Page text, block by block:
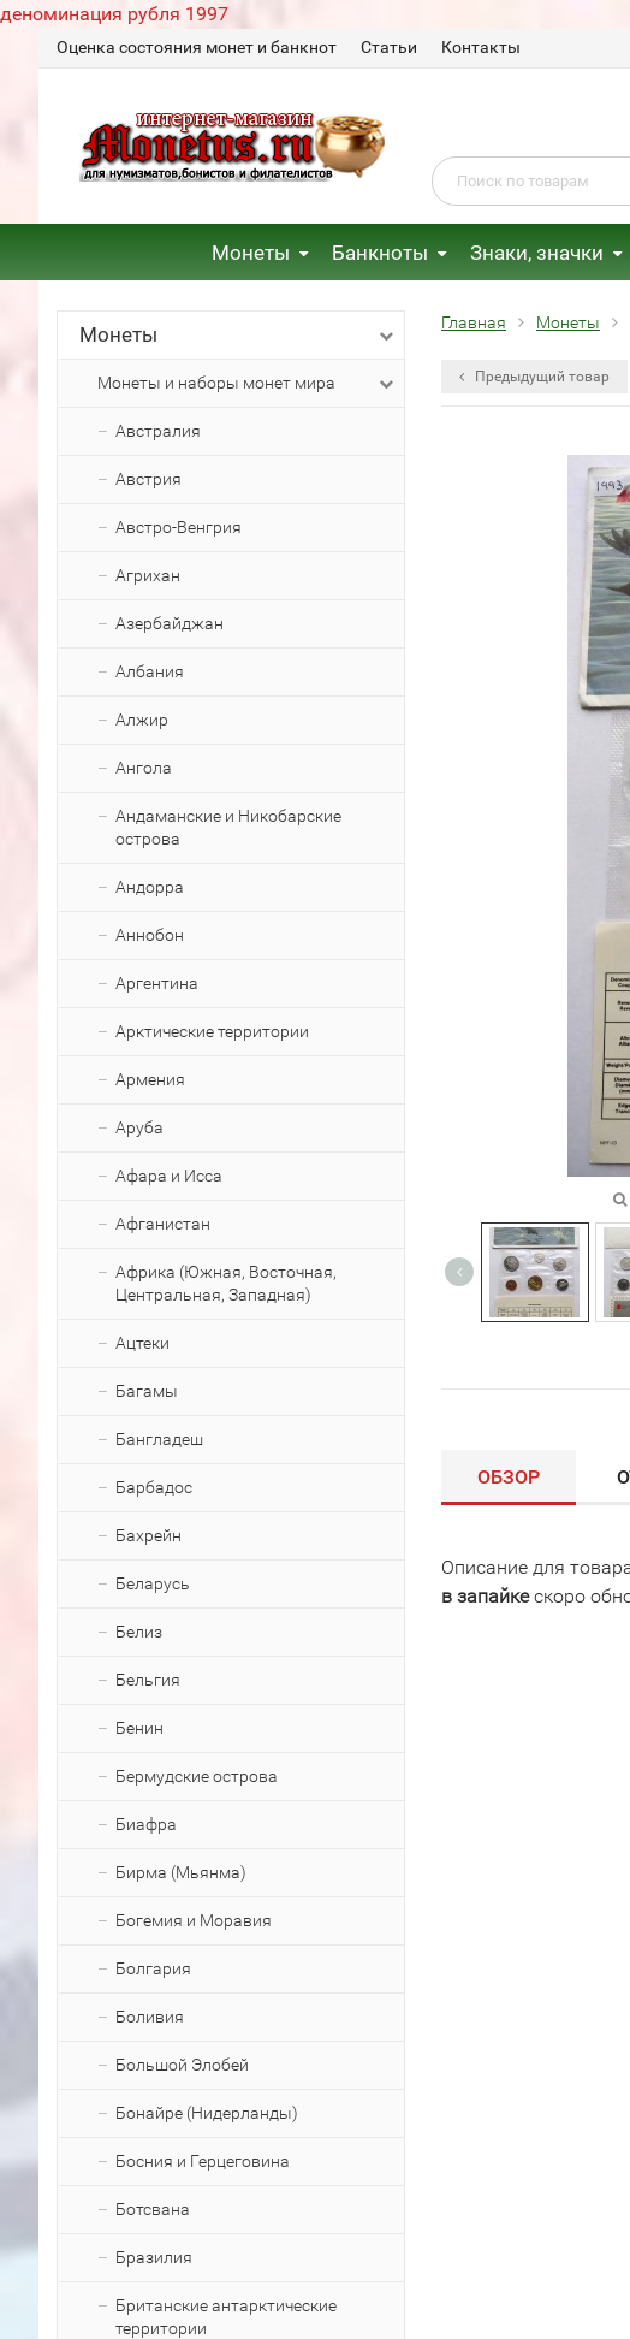
деноминация рубля 1997
Оценка состояния монет и банкнот Статьи Контакты
Монеты Банкноты Знаки, значки
Монеты
Монеты и наборы монет мира
Австралия
Австрия
Австро-Венгрия
Агрихан
Азербайджан
Албания
Алжир
Ангола
Андаманские и Никобарские
острова
Андорра
Аннобон
Аргентина
Арктические территории
Армения
Аруба
Афара и Исса
Афганистан
Африка (Южная, Восточная,
Центральная, Западная)
Ацтеки
Багамы
Бангладеш
Барбадос
Бахрейн
Беларусь
Белиз
Бельгия
Бенин
Бермудские острова
Биафра
Бирма (Мьянма)
Богемия и Моравия
Болгария
Боливия
Большой Элобей
Бонайре (Нидерланды)
Босния и Герцеговина
Ботсвана
Бразилия
Британские антарктические
территории
Главная Монеты
Предыдущий товар
ОБЗОР
Описание для
в запайкескоро